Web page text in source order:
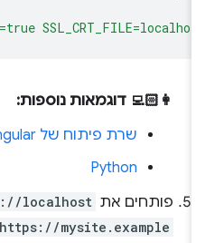
👩🏻‍💻 דוגמאות נוספות:
שרת פיתוח של Angular
Python
פותחים את localhost
https://mysite.example